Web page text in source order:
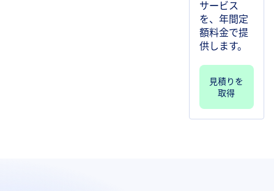
サービス
を、年間定
額料金で提
供します。
見積りを
取得